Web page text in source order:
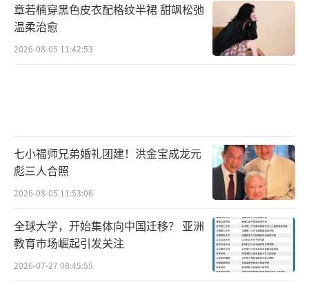
据悉虽然官方没有曝光演唱会曲目,但显而
易见的是他们将带来自己的经典之作,包括《爱
如潮水》《爱就一个字》《不如跳舞》《黄
章若楠穿黑色皮衣配格纹半裙 甜飒松弛
温柔治愈
2026-08-05 11:42:53
七小福师兄弟婚礼团建！洪金宝成龙元
彪三人合照
2026-08-05 11:53:06
全球大学，开始集体向中国迁移？ 亚洲
教育市场崛起引发关注
2026-07-27 08:45:55